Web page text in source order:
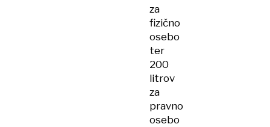
za
fizično
osebo
ter
200
litrov
za
pravno
osebo